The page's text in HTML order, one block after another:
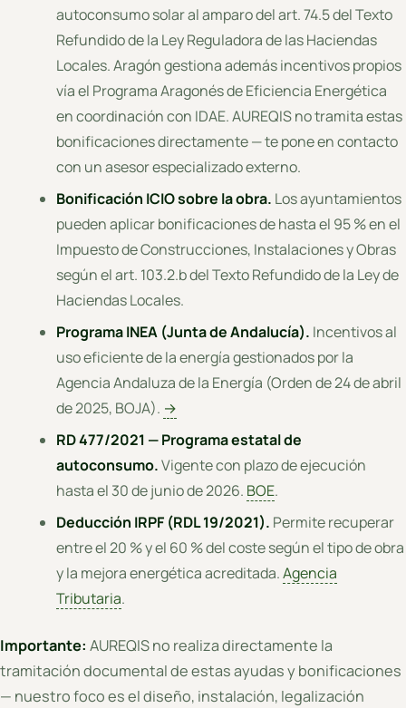
autoconsumo solar al amparo del art. 74.5 del Texto
Refundido de la Ley Reguladora de las Haciendas
Locales. Aragón gestiona además incentivos propios
vía el Programa Aragonés de Eficiencia Energética
en coordinación con IDAE. AUREQIS no tramita estas
bonificaciones directamente — te pone en contacto
con un asesor especializado externo.
Bonificación ICIO sobre la obra. Los ayuntamientos
pueden aplicar bonificaciones de hasta el 95 % en el
Impuesto de Construcciones, Instalaciones y Obras
según el art. 103.2.b del Texto Refundido de la Ley de
Haciendas Locales.
Programa INEA (Junta de Andalucía). Incentivos al
uso eficiente de la energía gestionados por la
Agencia Andaluza de la Energía (Orden de 24 de abril
de 2025, BOJA). →
RD 477/2021 — Programa estatal de
autoconsumo.Vigente con plazo de ejecución
hasta el 30 de junio de 2026. BOE.
Deducción IRPF (RDL 19/2021). Permite recuperar
entre el 20 % y el 60 % del coste según el tipo de obra
y la mejora energética acreditada.Agencia
Tributaria.
Importante: AUREQIS no realiza directamente la
tramitación documental de estas ayudas y bonificaciones
— nuestro foco es el diseño, instalación, legalización